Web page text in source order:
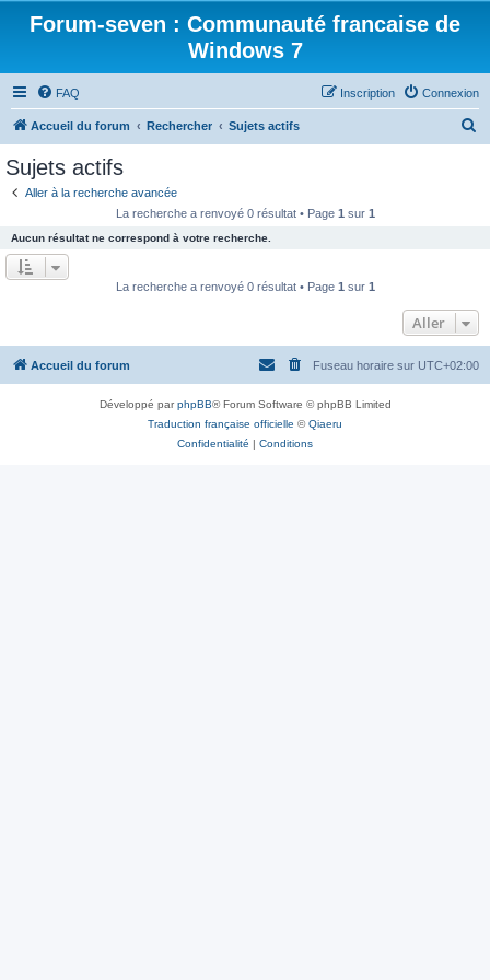
Forum-seven : Communauté francaise de
Windows 7
FAQ Connexion
Inscription
Accueil du forum Rechercher Sujets actifs
e
r
Sujets actifs
Aller à la recherche avancée
La recherche a renvoyé 0 résultat • Page 1 sur 1
Aucun résultat ne correspond à votre recherche.
La recherche a renvoyé 0 résultat • Page 1 sur 1
Aller
Accueil du forum Fuseau horaire sur UTC+02:00
Développé parphpBB® Forum Software © phpBB Limited
Traduction française officielle ©Qiaeru
Confidentialité | Conditions